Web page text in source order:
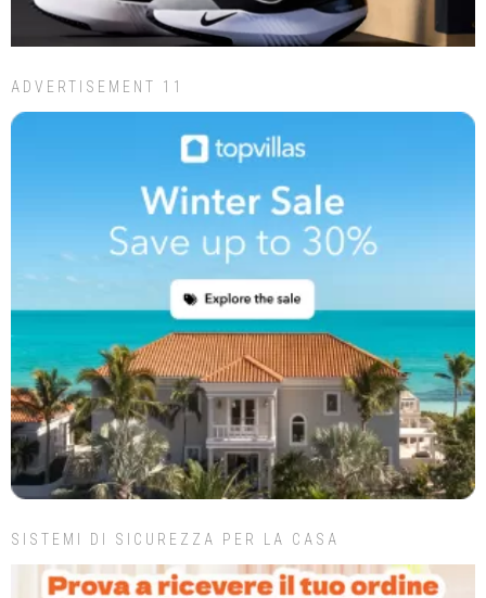
ADVERTISEMENT 11
SISTEMI DI SICUREZZA PER LA CASA